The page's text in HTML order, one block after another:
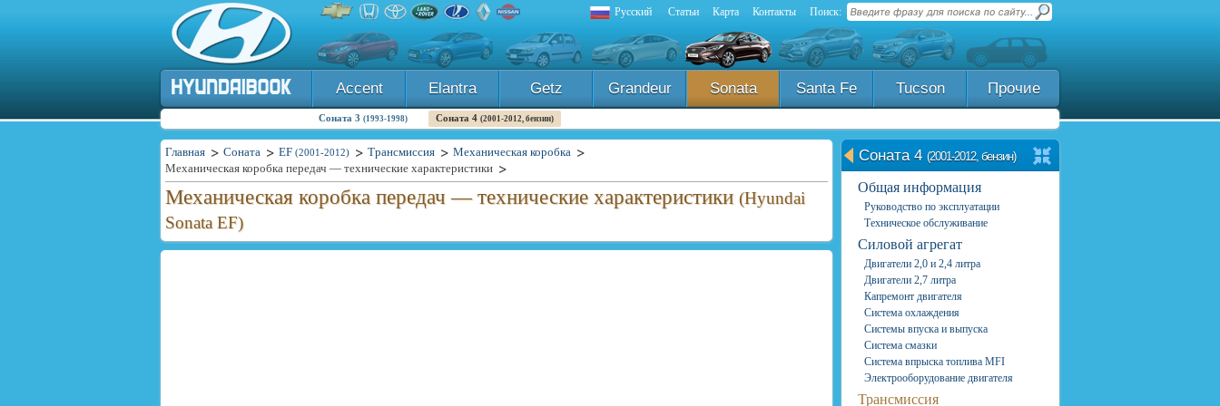
Русский Статьи Карта Контакты Поиск:
Accent Elantra Getz Grandeur Sonata Santa Fe Tucson Прочие
Соната 3 (1993-1998) Соната 4 (2001-2012, бензин)
Главная Соната EF (2001-2012) Трансмиссия
Механическая коробка
Механическая коробка передач — технические характеристики
Механическая коробка передач — технические характеристики (Hyundai
Sonata EF)
Соната 4 (2001-2012, бензин)
Общая информация
Руководство по эксплуатации
Техническое обслуживание
Силовой агрегат
Двигатели 2,0 и 2,4 литра
Двигатели 2,7 литра
Капремонт двигателя
Система охлаждения
Системы впуска и выпуска
Система смазки
Система впрыска топлива MFI
Электрооборудование двигателя
Трансмиссия